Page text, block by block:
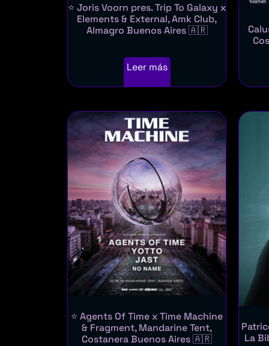
⭐ Joris Voorn pres. Trip To Galaxy x
Elements & External, Amk Club,
Almagro Buenos Aires 🇦🇷
Leer más
⭐ Agents Of Time x Time Machine
& Fragment, Mandarine Tent,
Costanera Buenos Aires 🇦🇷
La